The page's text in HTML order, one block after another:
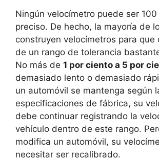
Ningún velocímetro puede ser
preciso. De hecho, la mayoría de
construyen velocímetros para que
de un rango de tolerancia
No más de 1 por ciento a 5 por
demasiado lento o demasiado
un automóvil se mantenga según
especificaciones de fábrica, su
debe continuar registrando la
vehículo dentro de este rango.
modifica un automóvil, su
necesitar ser recalibrado.